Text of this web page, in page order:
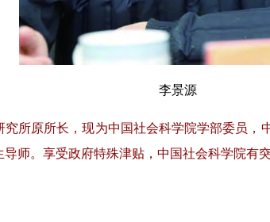
李景源
原所长，现为中国社会科学院学部委员，
师。享受政府特殊津贴，中国社会科学院有